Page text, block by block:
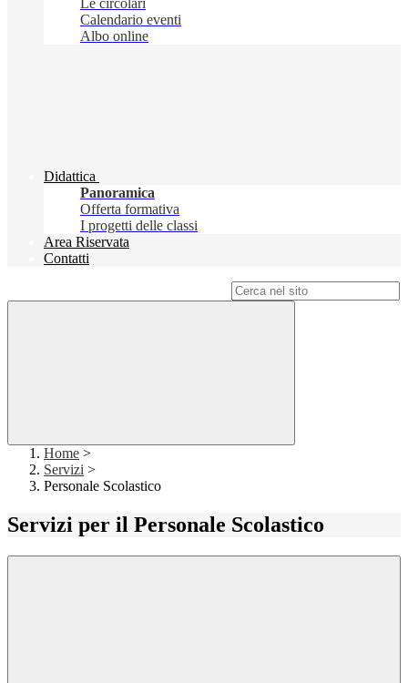
Le circolari
Calendario eventi
Albo online
Didattica
Panoramica
Offerta formativa
I progetti delle classi
Area Riservata
Contatti
Home >
Servizi >
Personale Scolastico
Servizi per il Personale Scolastico